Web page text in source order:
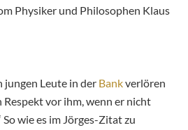
Physiker und Philosophen Klaus
jungen Leute in der Bankverlören
vor ihm, wenn er nicht
So wie es im Jörges-Zitat zu